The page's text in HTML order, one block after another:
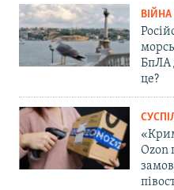
БпЛА
це?
Ozon